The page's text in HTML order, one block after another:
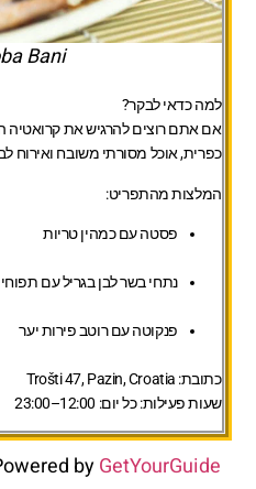
Bani
למה כדאי לבקר?
אם אתם רוצים להרגיש את קרואטיה
כפרית, אוכל מסורתי משובח ואירוח
המלצות מהתפריט:
פסטה עם כמהין טריות
נתחי בשר לבן בגריל עם
פנקוטה עם רוטב פירות יער
כתובת:
שעות פעילות:כל יום: 12:00–23:00
byGetYourGuide